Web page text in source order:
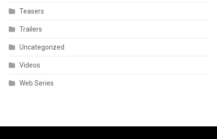
Teasers
Trailers
Uncategorized
Videos
Web Series